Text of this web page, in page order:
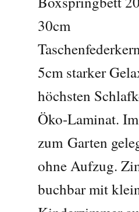
30cm
5cm starker
höchsten
Öko-Laminat.
zum Garten
ohne Aufzug.
buchbar mit